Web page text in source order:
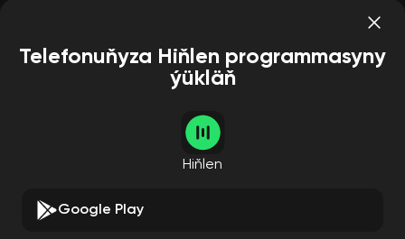
Styles
Telefonuňyza Hiňlen programmasyny
ýükläň
Hiňlen
Google Play